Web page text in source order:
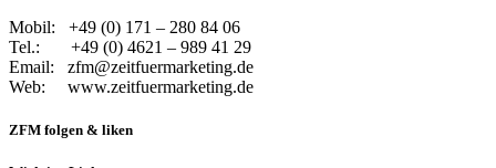
Mobil: +49 (0) 171 – 280 84 06
Tel.: +49 (0) 4621 – 989 41 29
Email: zfm@zeitfuermarketing.de
Web: www.zeitfuermarketing.de
ZFM folgen & liken